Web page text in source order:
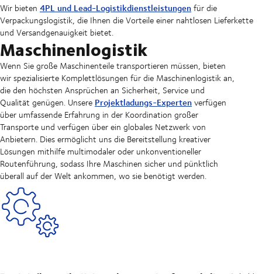
Wir bieten 4PL und Lead-Logistikdienstleistungenfür die
Verpackungslogistik, die Ihnen die Vorteile einer nahtlosen Lieferkette
und Versandgenauigkeit bietet.
Maschinenlogistik
Wenn Sie große Maschinenteile transportieren müssen, bieten
wir spezialisierte Komplettlösungen für die Maschinenlogistik an,
die den höchsten Ansprüchen an Sicherheit, Service und
Qualität genügen. Unsere Projektladungs-Expertenverfügen
über umfassende Erfahrung in der Koordination großer
Transporte und verfügen über ein globales Netzwerk von
Anbietern. Dies ermöglicht uns die Bereitstellung kreativer
Lösungen mithilfe multimodaler oder unkonventioneller
Routenführung, sodass Ihre Maschinen sicher und pünktlich
überall auf der Welt ankommen, wo sie benötigt werden.